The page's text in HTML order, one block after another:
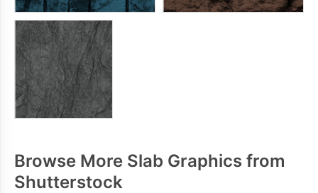
Browse More Slab Graphics from
Shutterstock